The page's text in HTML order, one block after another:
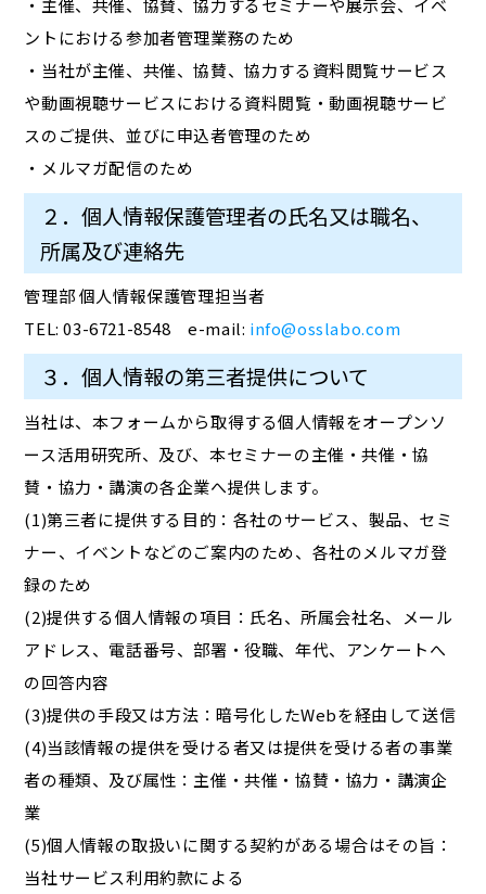
・主催、共催、協賛、協力するセミナーや展示会、イベ
ントにおける参加者管理業務のため
・当社が主催、共催、協賛、協力する資料閲覧サービス
や動画視聴サービスにおける資料閲覧・動画視聴サービ
スのご提供、並びに申込者管理のため
・メルマガ配信のため
２．個人情報保護管理者の氏名又は職名、
所属及び連絡先
管理部 個人情報保護管理担当者
TEL: 03-6721-8548 e-mail: info@osslabo.com
３．個人情報の第三者提供について
当社は、本フォームから取得する個人情報をオープンソ
ース活用研究所、及び、本セミナーの主催・共催・協
賛・協力・講演の各企業へ提供します。
(1)第三者に提供する目的：各社のサービス、製品、セミ
ナー、イベントなどのご案内のため、各社のメルマガ登
録のため
(2)提供する個人情報の項目：氏名、所属会社名、メール
アドレス、電話番号、部署・役職、年代、アンケートへ
の回答内容
(3)提供の手段又は方法：暗号化したWebを経由して送信
(4)当該情報の提供を受ける者又は提供を受ける者の事業
者の種類、及び属性：主催・共催・協賛・協力・講演企
業
(5)個人情報の取扱いに関する契約がある場合はその旨：
当社サービス利用約款による